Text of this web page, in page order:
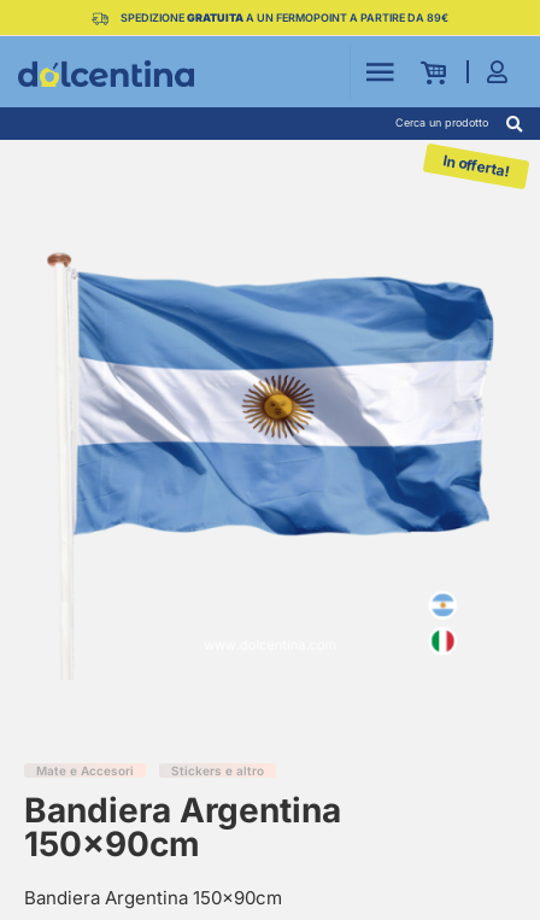
SPEDIZIONEGRATUITAA UN FERMOPOINT A PARTIRE DA 89€
Cerca un prodotto
In offerta!
Mate e Accesori Stickers e altro
Bandiera Argentina
150x90cm
Bandiera Argentina 150x90cm